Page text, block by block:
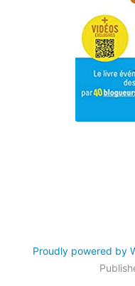
Proudly powered by